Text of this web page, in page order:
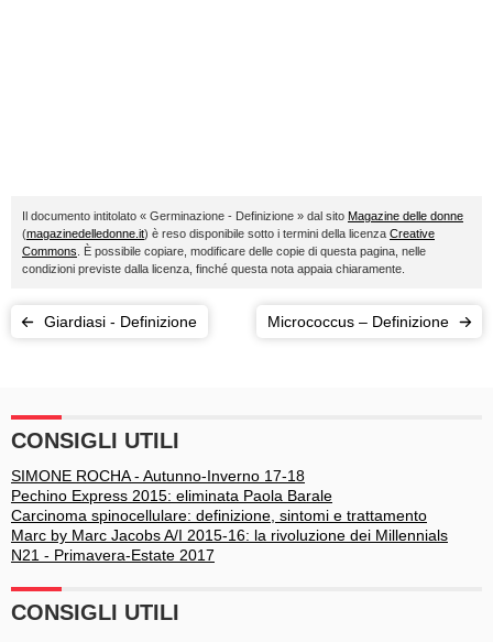
Il documento intitolato « Germinazione - Definizione » dal sito Magazine delle donne
(magazinedelledonne.it) è reso disponibile sotto i termini della licenza Creative
Commons . È possibile copiare, modificare delle copie di questa pagina, nelle
condizioni previste dalla licenza, finché questa nota appaia chiaramente.
Giardiasi - Definizione Micrococcus – Definizione
CONSIGLI UTILI
SIMONE ROCHA - Autunno-Inverno 17-18
Pechino Express 2015: eliminata Paola Barale
Carcinoma spinocellulare: definizione, sintomi e trattamento
Marc by Marc Jacobs A/I 2015-16: la rivoluzione dei Millennials
N21 - Primavera-Estate 2017
CONSIGLI UTILI